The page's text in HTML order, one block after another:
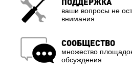
ваши вопросы не
внимания
СООБЩЕСТВО
множество
обсуждения